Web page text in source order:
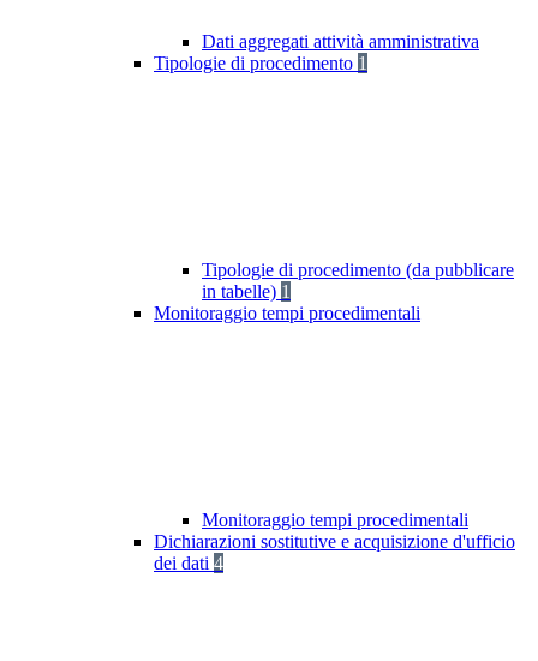
Dati aggregati attività amministrativa
Tipologie di procedimento 1
Tipologie di procedimento (da pubblicare
in tabelle) 1
Monitoraggio tempi procedimentali
Monitoraggio tempi procedimentali
Dichiarazioni sostitutive e acquisizione d'ufficio
dei dati 4